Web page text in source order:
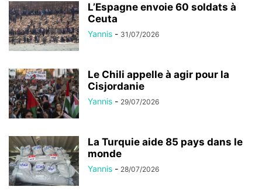
L’Espagne envoie 60 soldats à
Ceuta
Yannis - 31/07/2026
Le Chili appelle à agir pour la
Cisjordanie
Yannis - 29/07/2026
La Turquie aide 85 pays dans le
monde
Yannis - 28/07/2026